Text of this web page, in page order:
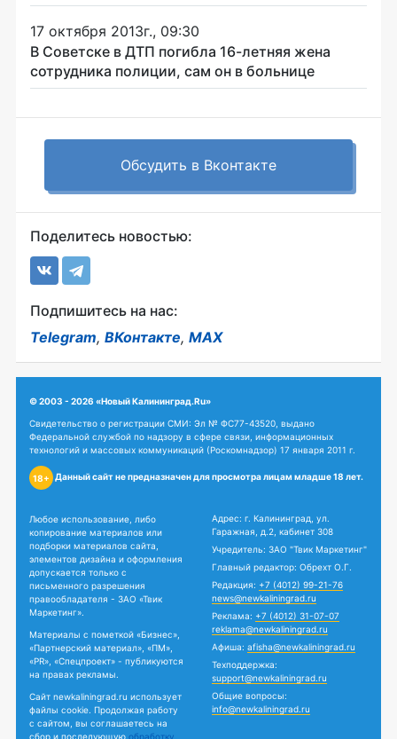
17 октября 2013г., 09:30
В Советске в ДТП погибла 16-летняя жена
сотрудника полиции, сам он в больнице
Обсудить в Вконтакте
Поделитесь новостью:
Подпишитесь на нас:
Telegram, ВКонтакте, MAX
© 2003 - 2026 «Новый Калининград.Ru»
Свидетельство о регистрации СМИ: Эл № ФС77-43520, выдано
Федеральной службой по надзору в сфере связи, информационных
технологий и массовых коммуникаций (Роскомнадзор) 17 января 2011 г.
18+ Данный сайт не предназначен для просмотра лицам младше 18 лет.
Любое использование, либо
копирование материалов или
подборки материалов сайта,
элементов дизайна и оформления
допускается только с
письменного разрешения
правообладателя - ЗАО «Твик
Маркетинг».
Материалы с пометкой «Бизнес»,
«Партнерский материал», «ПМ»,
«PR», «Спецпроект» - публикуются
на правах рекламы.
Сайт newkaliningrad.ru использует
файлы cookie. Продолжая работу
с сайтом, вы соглашаетесь на
сбор и последующую обработку
Адрес: г. Калининград, ул.
Гаражная, д.2, кабинет 308
Учредитель: ЗАО "Твик Маркетинг"
Главный редактор: Обрехт О.Г.
Редакция: +7 (4012) 99-21-76
news@newkaliningrad.ru
Реклама: +7 (4012) 31-07-07
reklama@newkaliningrad.ru
Афиша: afisha@newkaliningrad.ru
Техподдержка:
support@newkaliningrad.ru
Общие вопросы:
info@newkaliningrad.ru